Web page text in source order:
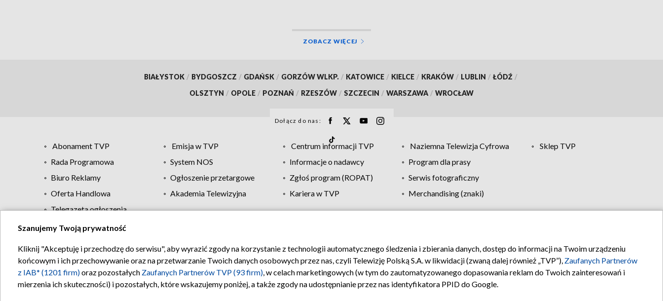
ZOBACZ WIĘCEJ
BIAŁYSTOK / BYDGOSZCZ / GDAŃSK / GORZÓW WLKP. / KATOWICE / KIELCE / KRAKÓW / LUBLIN / ŁÓDŹ /
OLSZTYN / OPOLE / POZNAŃ / RZESZÓW / SZCZECIN / WARSZAWA / WROCŁAW
Dołącz do nas:
Abonament TVP Emisja w TVP Centrum informacji TVP Naziemna Telewizja Cyfrowa
Sklep TVP
Rada Programowa
System NOS Informacje o nadawcy
Program dla prasy
Biuro Reklamy
Ogłoszenie przetargowe Zgłoś program (ROPAT)
Serwis fotograficzny
Oferta Handlowa
Akademia Telewizyjna Kariera w TVP
Merchandising (znaki)
Telegazeta ogłoszenia
Regulamin TVP Polityka prywatności Moje zgody Pomoc Biuro reklamy Kontakt
Szanujemy Twoją prywatność
Kliknij "Akceptuję i przechodzę do serwisu", aby wyrazić zgody na korzystanie z technologii automatycznego śledzenia i zbierania danych, dostęp do informacji na Twoim urządzeniu
końcowym i ich przechowywanie oraz na przetwarzanie Twoich danych osobowych przez nas, czyli Telewizję Polską S.A. w likwidacji (zwaną dalej również „TVP”), Zaufanych Partnerów
z IAB* (1201 firm)oraz pozostałych Zaufanych Partnerów TVP (93 firm), w celach marketingowych (w tym do zautomatyzowanego dopasowania reklam do Twoich zainteresowań i
mierzenia ich skuteczności) i pozostałych, które wskazujemy poniżej, a także zgody na udostępnianie przez nas identyfikatora PPID do Google.